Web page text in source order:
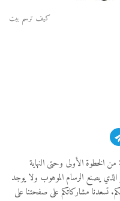
كيف ترسم بيت
الخطوة الأولى وحتى النهاية
يصنع الرسام الموهوب ولا يوجد
تسعدنا مشاركاتكم على صفحتنا على